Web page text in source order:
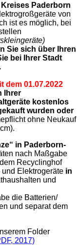
Paderborn
von
ist es möglich, bei
Sie sich über Ihren
bei Ihrer Stadt
dem 01.07.2022
Ihrer
kostenlos
wurden oder
ohne Neukauf
in Paderborn-
nach Maßgabe
Recyclinghof
und Elektrogeräte in
und
die Batterien/
und separat dem
Folder
2017)